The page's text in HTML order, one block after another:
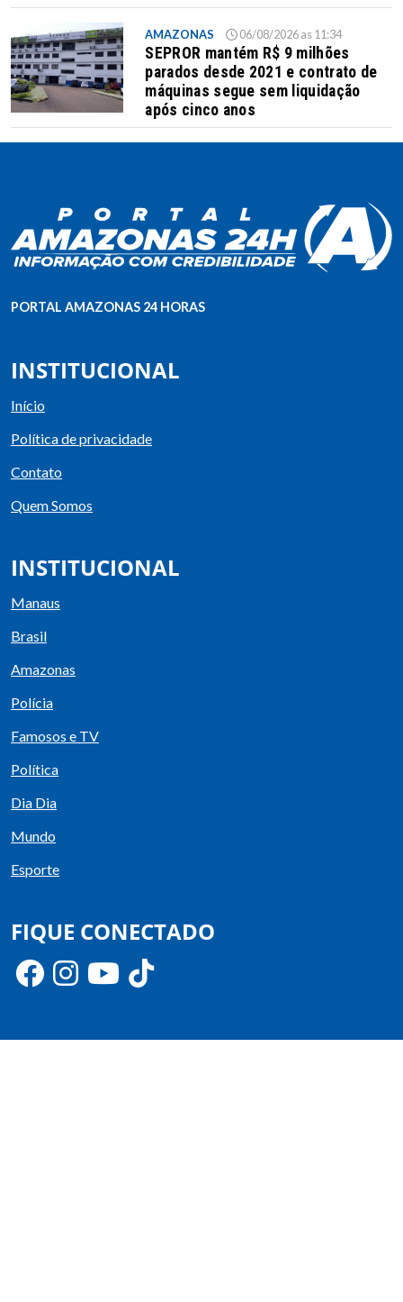
AMAZONAS 06/08/2026 as 11:34
SEPROR mantém R$ 9 milhões
parados desde 2021 e contrato de
máquinas segue sem liquidação
após cinco anos
PORTAL AMAZONAS 24 HORAS
INSTITUCIONAL
Início
Política de privacidade
Contato
Quem Somos
INSTITUCIONAL
Manaus
Brasil
Amazonas
Polícia
Famosos e TV
Política
Dia Dia
Mundo
Esporte
FIQUE CONECTADO